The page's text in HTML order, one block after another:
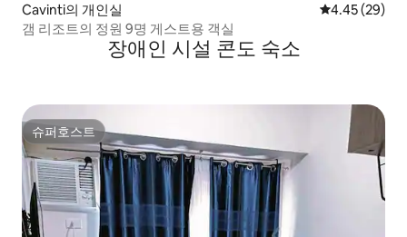
Cavinti의 개인실 평점 4.45점(5
4.45 (29)
갬 리조트의 정원 9명 게스트용 객실
장애인 시설 콘도 숙소
슈퍼호스트
슈퍼호스트